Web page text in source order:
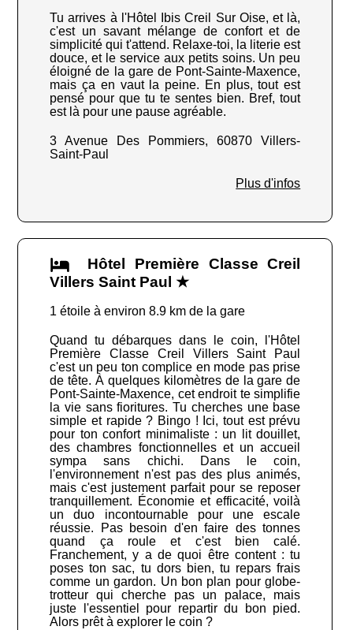
Tu arrives à l'Hôtel Ibis Creil Sur Oise, et là,
c'est un savant mélange de confort et de
simplicité qui t'attend. Relaxe-toi, la literie est
douce, et le service aux petits soins. Un peu
éloigné de la gare de Pont-Sainte-Maxence,
mais ça en vaut la peine. En plus, tout est
pensé pour que tu te sentes bien. Bref, tout
est là pour une pause agréable.
3 Avenue Des Pommiers, 60870 Villers-
Saint-Paul
Plus d'infos
Hôtel Première Classe Creil
Villers Saint Paul ★
1 étoile à environ 8.9 km de la gare
Quand tu débarques dans le coin, l'Hôtel
Première Classe Creil Villers Saint Paul
c'est un peu ton complice en mode pas prise
de tête. À quelques kilomètres de la gare de
Pont-Sainte-Maxence, cet endroit te simplifie
la vie sans fioritures. Tu cherches une base
simple et rapide ? Bingo ! Ici, tout est prévu
pour ton confort minimaliste : un lit douillet,
des chambres fonctionnelles et un accueil
sympa sans chichi. Dans le coin,
l'environnement n'est pas des plus animés,
mais c'est justement parfait pour se reposer
tranquillement. Économie et efficacité, voilà
un duo incontournable pour une escale
réussie. Pas besoin d'en faire des tonnes
quand ça roule et c'est bien calé.
Franchement, y a de quoi être content : tu
poses ton sac, tu dors bien, tu repars frais
comme un gardon. Un bon plan pour globe-
trotteur qui cherche pas un palace, mais
juste l'essentiel pour repartir du bon pied.
Alors prêt à explorer le coin ?